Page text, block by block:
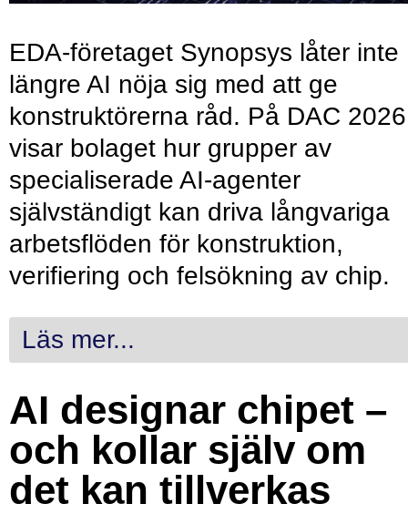
EDA-företaget Synopsys låter inte
längre AI nöja sig med att ge
konstruktörerna råd. På DAC 2026
visar bolaget hur grupper av
specialiserade AI-agenter
självständigt kan driva långvariga
arbetsflöden för konstruktion,
verifiering och felsökning av chip.
Läs mer...
AI designar chipet –
och kollar själv om
det kan tillverkas